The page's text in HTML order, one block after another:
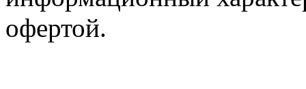
офертой.